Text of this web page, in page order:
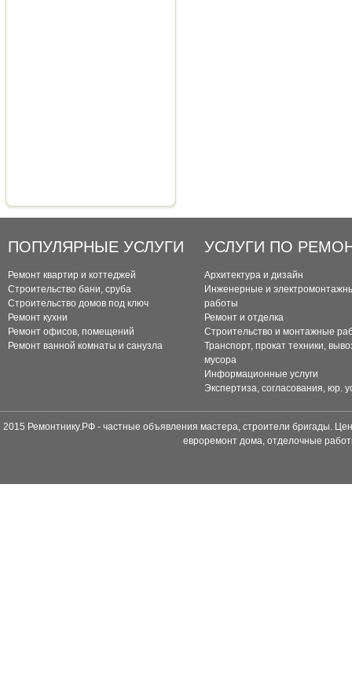
ПОПУЛЯРНЫЕ УСЛУГИ
Ремонт квартир и коттеджей
Строительство бани, сруба
Строительство домов под ключ
Ремонт кухни
Ремонт офисов, помещений
Ремонт ванной комнаты и санузла
УСЛУГИ ПО
Архитектура и дизайн
Инженерные и
работы
Ремонт и отделка
Строительство и монтажные
Транспорт, прокат техники,
мусора
Информационные услуги
Экспертиза, согласования, юр.
2015 Ремонтнику.РФ - частные объявления мастера, строители бригады.
евроремонт дома, отделочные